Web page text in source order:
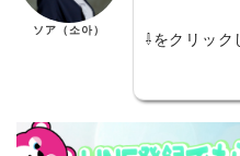
ソア（소아）
⇩をクリック